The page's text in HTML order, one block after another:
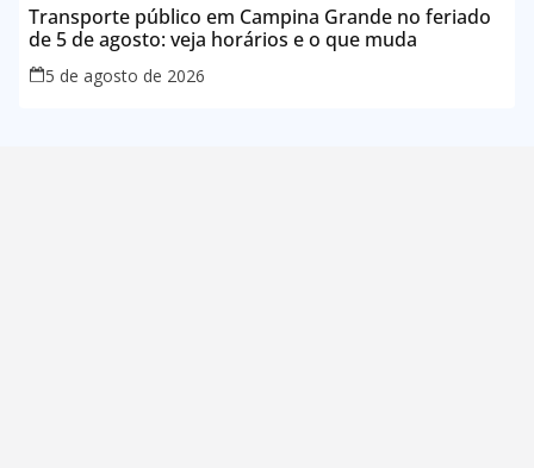
Transporte público em Campina Grande no feriado
de 5 de agosto: veja horários e o que muda
5 de agosto de 2026